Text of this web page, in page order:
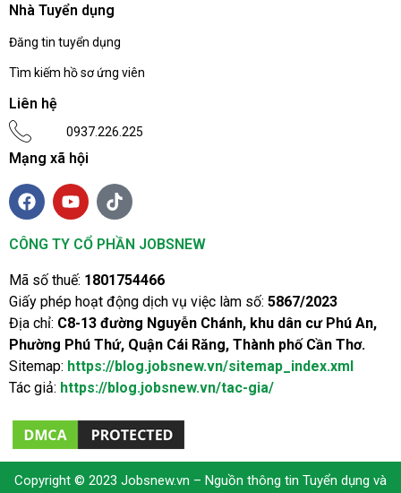
Nhà Tuyển dụng
Đăng tin tuyển dụng
Tìm kiếm hồ sơ ứng viên
Liên hệ
0937.226.225
Mạng xã hội
CÔNG TY CỔ PHẦN JOBSNEW
Mã số thuế: 1801754466
Giấy phép hoạt động dịch vụ việc làm số: 5867/2023
Địa chỉ: C8-13 đường Nguyễn Chánh, khu dân cư Phú An,
Phường Phú Thứ, Quận Cái Răng, Thành phố Cần Thơ.
Sitemap: https://blog.jobsnew.vn/sitemap_index.xml
Tác giả: https://blog.jobsnew.vn/tac-gia/
Copyright © 2023 Jobsnew.vn – Nguồn thông tin Tuyển dụng và